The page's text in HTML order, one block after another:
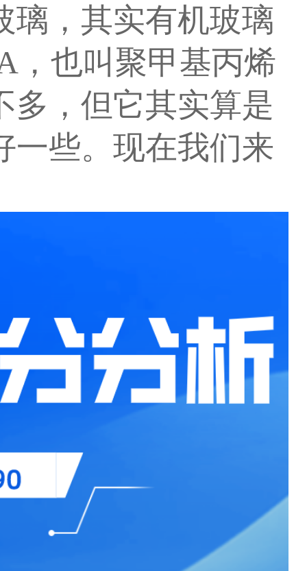
璃，其实有机玻璃
，也叫聚甲基丙烯
多，但它其实算是
一些。现在我们来